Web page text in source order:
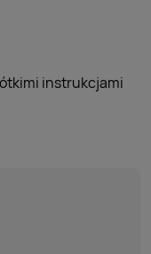
instrukcjami